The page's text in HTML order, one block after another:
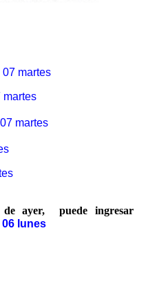
martes
martes
martes
ayer, puede ingresar
lunes